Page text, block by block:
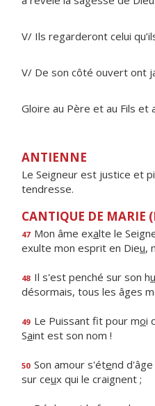
V/ Ils regarderont celui
V/ De son côté ouvert ont
Gloire au Père et au Fils et
ANTIENNE
Le Seigneur est justice et
tendresse.
CANTIQUE DE MARIE
47 Mon âme exalte le
exulte mon esprit en Dieu,
48 Il s'est penché sur son hu
désormais, tous les âges
49 Le Puissant fit pour moi
Saint est son nom !
50 Son amour s'étend
sur ceux qui le craignent ;